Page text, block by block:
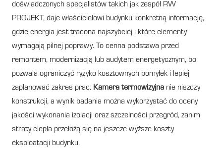
doświadczonych specjalistów takich jak zespół RW
PROJEKT, daje właścicielowi budynku konkretną informację,
gdzie energia jest tracona najszybciej i które elementy
wymagają pilnej poprawy. To cenna podstawa przed
remontem, modernizacją lub audytem energetycznym, bo
pozwala ograniczyć ryzyko kosztownych pomyłek i lepiej
zaplanować zakres prac. Kamera termowizyjna nie niszczy
konstrukcji, a wynik badania można wykorzystać do oceny
jakości wykonania izolacji oraz szczelności przegród, zanim
straty ciepła przełożą się na jeszcze wyższe koszty
eksploatacji budynku.